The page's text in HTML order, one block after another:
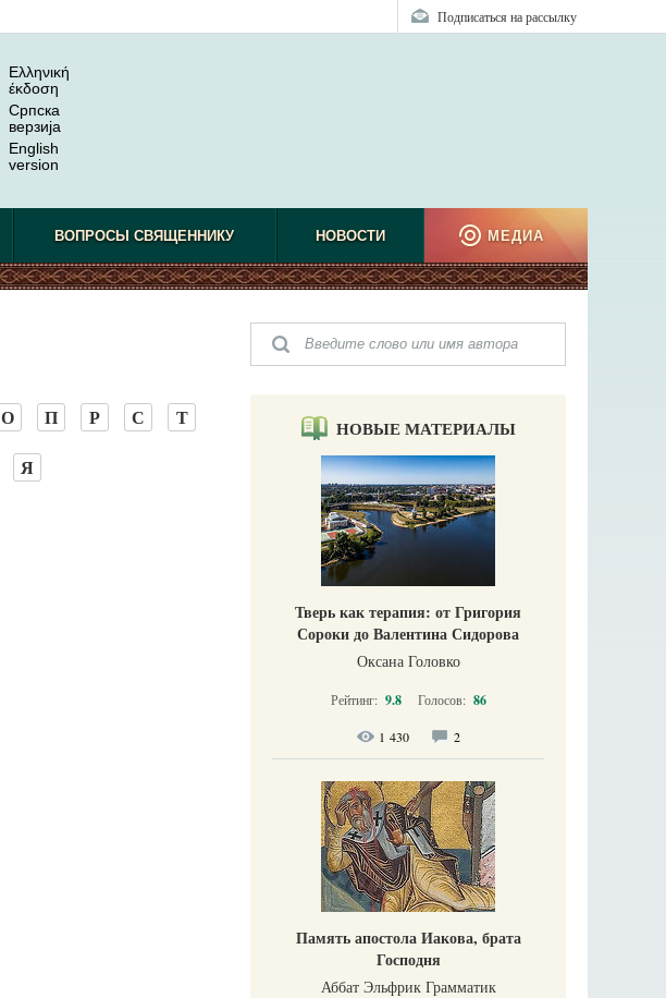
Подписаться на рассылку
Ελληνική
έκδοση
Српска
верзиjа
English
version
ВОПРОСЫ СВЯЩЕННИКУ НОВОСТИ МЕДИА
О П Р С
Т
Я
НОВЫЕ МАТЕРИАЛЫ
Тверь как терапия: от Григория
Сороки до Валентина Сидорова
Оксана Головко
Рейтинг: 9.8 Голосов: 86
1 430 2
Память апостола Иакова, брата
Господня
Аббат Эльфрик Грамматик